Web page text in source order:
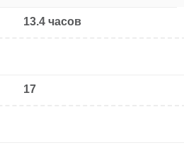
13.4 часов
17